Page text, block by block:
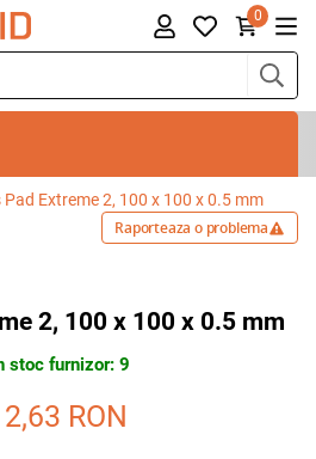
0
Pad Extreme 2, 100 x 100 x 0.5 mm
Raporteaza o problema
2, 100 x 100 x 0.5 mm
stoc furnizor: 9
RON